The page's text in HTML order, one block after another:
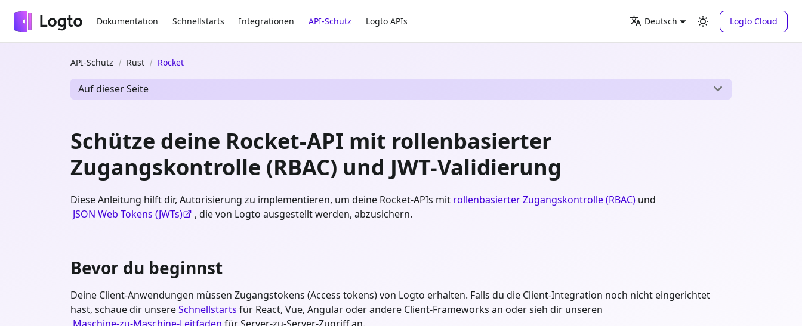
Dokumentation Schnellstarts Integrationen API-Schutz Logto APIs Deutsch Logto Cloud
API-Schutz Rust Rocket
Auf dieser Seite
Schütze deine Rocket-API mit rollenbasierter
Zugangskontrolle (RBAC) und JWT-Validierung
Diese Anleitung hilft dir, Autorisierung zu implementieren, um deine Rocket-APIs mit rollenbasierter Zugangskontrolle (RBAC) und
JSON Web Tokens (JWTs)
, die von Logto ausgestellt werden, abzusichern.
Bevor du beginnst
Deine Client-Anwendungen müssen Zugangstokens (Access tokens) von Logto erhalten. Falls du die Client-Integration noch nicht eingerichtet
hast, schaue dir unsereSchnellstarts für React, Vue, Angular oder andere Client-Frameworks an oder sieh dir unseren